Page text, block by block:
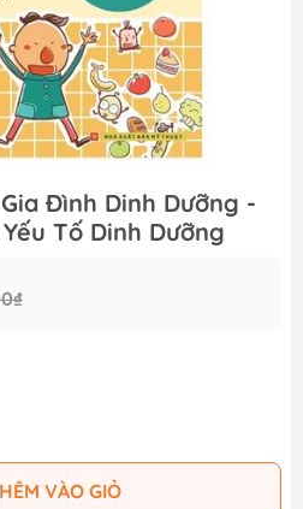
Đình Dinh Dưỡng -
Tố Dinh Dưỡng
VÀO GIỎ